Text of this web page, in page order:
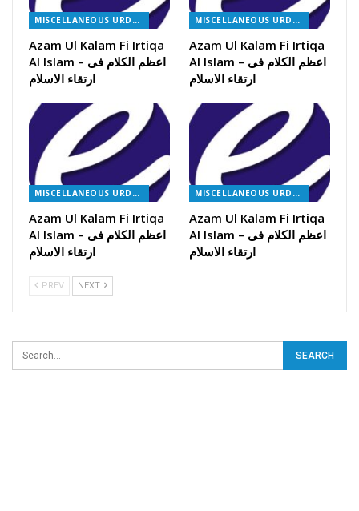
MISCELLANEOUS URDU BOOKS
Azam Ul Kalam Fi Irtiqa
Al Islam – اعظم الکلام فی
ارتقاء الاسلام
MISCELLANEOUS URDU BOOKS
Azam Ul Kalam Fi Irtiqa
Al Islam – اعظم الکلام فی
ارتقاء الاسلام
MISCELLANEOUS URDU BOOKS
Azam Ul Kalam Fi Irtiqa
Al Islam – اعظم الکلام فی
ارتقاء الاسلام
MISCELLANEOUS URDU BOOKS
Azam Ul Kalam Fi Irtiqa
Al Islam – اعظم الکلام فی
ارتقاء الاسلام
PREV NEXT